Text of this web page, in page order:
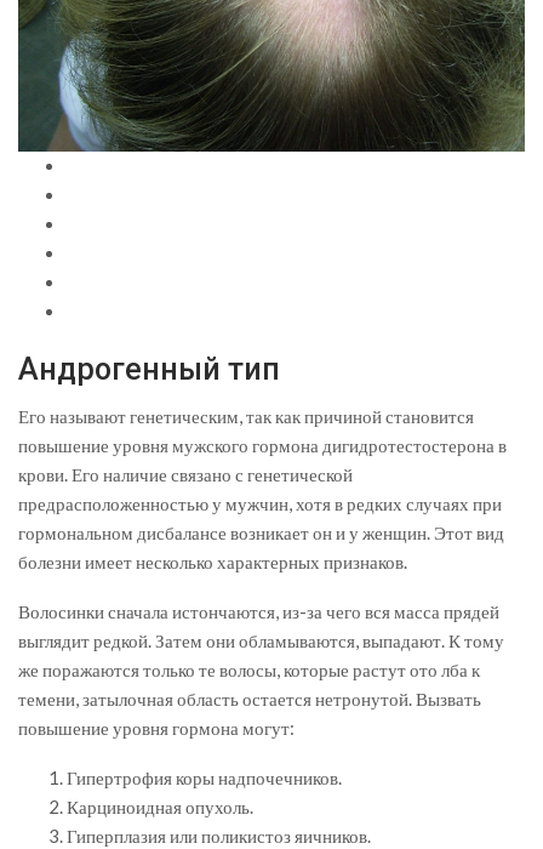
Андрогенный тип
Его называют генетическим, так как причиной становится
повышение уровня мужского гормона дигидротестостерона в
крови. Его наличие связано с генетической
предрасположенностью у мужчин, хотя в редких случаях при
гормональном дисбалансе возникает он и у женщин. Этот вид
болезни имеет несколько характерных признаков.
Волосинки сначала истончаются, из-за чего вся масса прядей
выглядит редкой. Затем они обламываются, выпадают. К тому
же поражаются только те волосы, которые растут ото лба к
темени, затылочная область остается нетронутой. Вызвать
повышение уровня гормона могут:
Гипертрофия коры надпочечников.
Карциноидная опухоль.
Гиперплазия или поликистоз яичников.